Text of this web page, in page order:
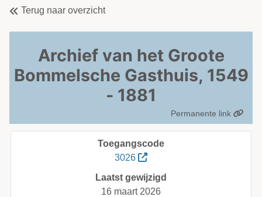
Terug naar overzicht
Archief van het Groote
Bommelsche Gasthuis, 1549
- 1881
Permanente link
Toegangscode
3026
Laatst gewijzigd
16 maart 2026